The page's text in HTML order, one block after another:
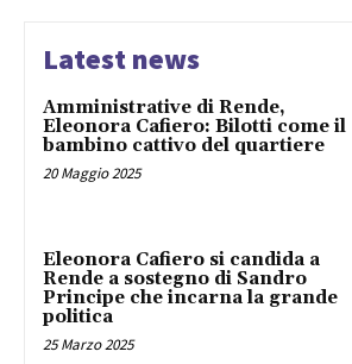
Latest news
Amministrative di Rende,
Eleonora Cafiero: Bilotti come il
bambino cattivo del quartiere
20 Maggio 2025
Eleonora Cafiero si candida a
Rende a sostegno di Sandro
Principe che incarna la grande
politica
25 Marzo 2025